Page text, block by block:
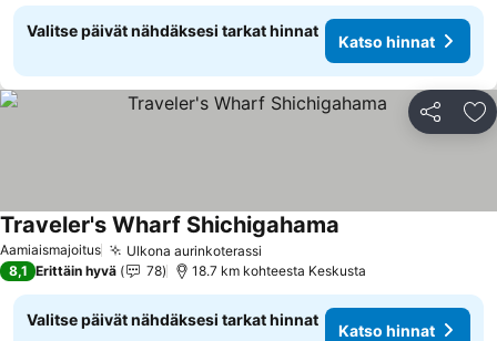
Valitse päivät nähdäksesi tarkat hinnat
Katso hinnat
Jaa
Aamiaismajoitus Ulkona aurinkoterassi
Traveler's Wharf Shichigahama
8,1 Erittäin hyvä 78 18.7 km kohteesta Keskusta
Valitse päivät nähdäksesi tarkat hinnat
Katso hinnat